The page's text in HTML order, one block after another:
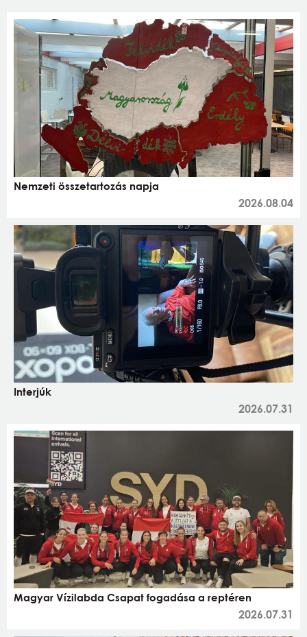
Nemzeti összetartozás napja
2026.08.04
Interjúk
2026.07.31
Magyar Vízilabda Csapat fogadása a reptéren
2026.07.31